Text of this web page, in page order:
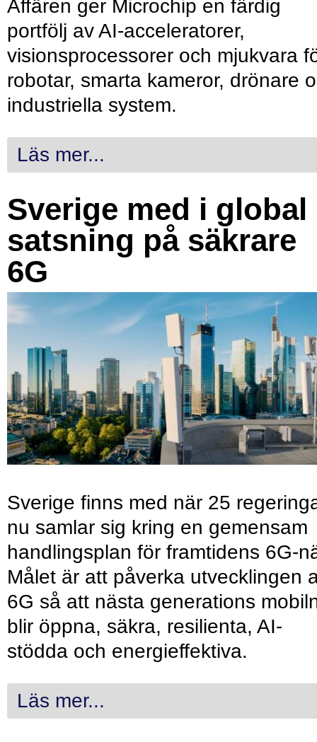
Affären ger Microchip en färdig
portfölj av AI-acceleratorer,
visionsprocessorer och mjukvara
robotar, smarta kameror, drönare
industriella system.
Läs mer...
Sverige med i global
satsning på säkrare
6G
Sverige finns med när 25
nu samlar sig kring en gemensam
handlingsplan för framtidens 6G-
Målet är att påverka utvecklingen
6G så att nästa generations
blir öppna, säkra, resilienta, AI-
stödda och energieffektiva.
Läs mer...